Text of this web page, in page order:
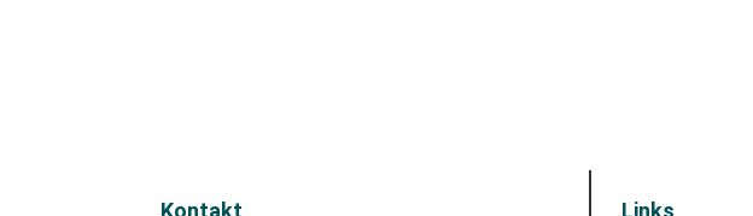
Kontakt Links